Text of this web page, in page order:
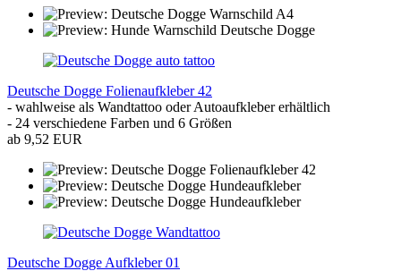
Deutsche Dogge Folienaufkleber 42
- wahlweise als Wandtattoo oder Autoaufkleber erhältlich
- 24 verschiedene Farben und 6 Größen
ab 9,52 EUR
Deutsche Dogge Aufkleber 01